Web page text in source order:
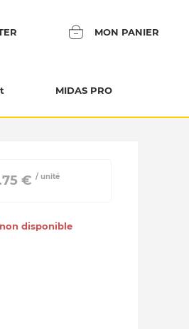
MON PANIER
MIDAS PRO
€ / unité
disponible